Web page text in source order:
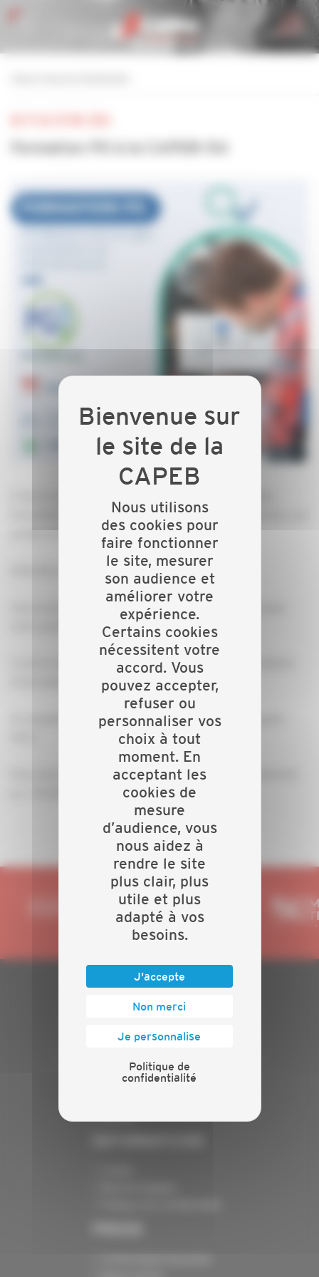
formation Professionnel du Gaz avec Qualigaz Evonia, qui
se déroulera dans nos locaux au :
8 Bis Rue Ambroise Paré à Maxéville (54320)
Vous souhaitez intégrer le dispositif PG ou renouveler
votre qualification ?
C’est le moment de vous inscrire ! Retrouvez le bulletin
urlr.me/5jnZcR
À compléter et à nous retourner à : capeb54@capeb-
Pour plus d’informations, n’hésitez pas à nous contacter
PLAN DU SITE
Actualités
Présentation
Nos batailles
Nous utilisons
des cookies pour
faire fonctionner
le site, mesurer
son audience et
améliorer votre
expérience.
Certains cookies
nécessitent votre
accord. Vous
pouvez accepter,
refuser ou
personnaliser vos
choix à tout
moment. En
acceptant les
cookies de
mesure
d’audience, vous
nous aidez à
rendre le site
plus clair, plus
utile et plus
adapté à vos
besoins.
J'accepte
Non merci
Je personnalise
Politique de
confidentialité